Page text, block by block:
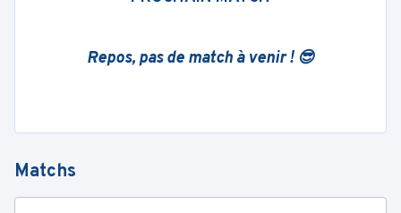
Repos, pas de match à venir ! 😎
Matchs